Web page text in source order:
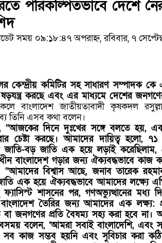
পরিকল্পিতভাবে দেশে
সময় ০৯:১৮:৪৭ অপরাহ্ন, রবিবার, ৭
কেন্দ্রীয় কমিটির সহ সাধারণ সম্পাদক
ষড়যন্ত্র করছে এবং এর মাধ্যমে দেশের
বাংলাদেশ জাতীয়তাবাদী কৃষকদল
তিনি এসব কথা বলেন।
দিনে দুঃখের সঙ্গে বলতে হয়,
চেষ্টা করছে। আমাদের দায়িত্ব হলো,
জাতি-বড় জাতি এক হয়ে লড়াই
বাংলাদেশ গড়ার জন্য ঐক্যবদ্ধভাবে কাজ
বিশ্বাস আছে, জনাব তারেক
এক হয়ে ঐক্যবদ্ধভাবে আমাদের লক্ষ্যে
শাসনের পর, গণঅভ্যুত্থানের মধ্য
তৈরির জন্য আমাদের এক লক্ষ্য:
জনগণের প্রতি বৈষম্য সহ্য করা হবে না।
বলেন, ‘আমরা সবাই বাংলাদেশি, এবং
কাজ সম্ভব হয়নি এবং সুবিচার করা